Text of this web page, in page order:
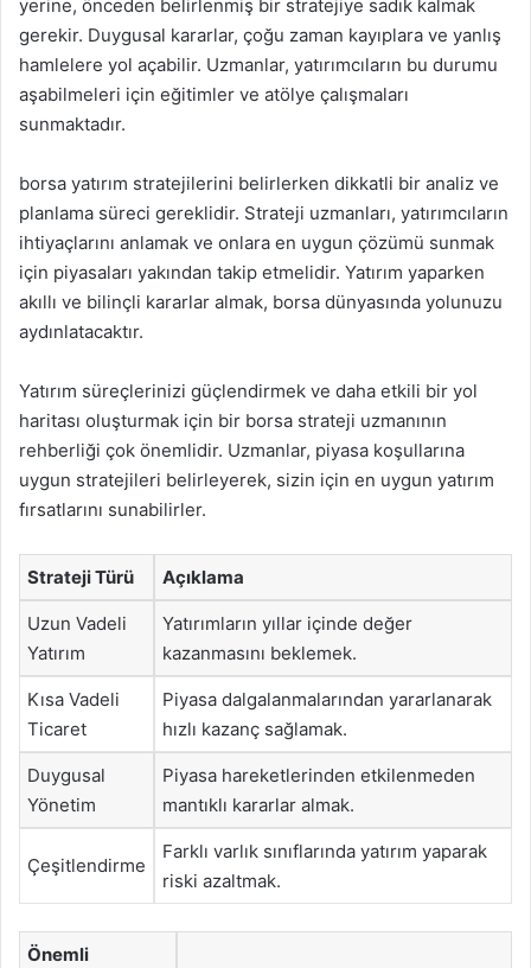
yerine, önceden belirlenmiş bir stratejiye sadık kalmak
gerekir. Duygusal kararlar, çoğu zaman kayıplara ve yanlış
hamlelere yol açabilir. Uzmanlar, yatırımcıların bu durumu
aşabilmeleri için eğitimler ve atölye çalışmaları
sunmaktadır.
borsa yatırım stratejilerini belirlerken dikkatli bir analiz ve
planlama süreci gereklidir. Strateji uzmanları, yatırımcıların
ihtiyaçlarını anlamak ve onlara en uygun çözümü sunmak
için piyasaları yakından takip etmelidir. Yatırım yaparken
akıllı ve bilinçli kararlar almak, borsa dünyasında yolunuzu
aydınlatacaktır.
Yatırım süreçlerinizi güçlendirmek ve daha etkili bir yol
haritası oluşturmak için bir borsa strateji uzmanının
rehberliği çok önemlidir. Uzmanlar, piyasa koşullarına
uygun stratejileri belirleyerek, sizin için en uygun yatırım
fırsatlarını sunabilirler.
Strateji Türü Açıklama
Uzun Vadeli
Yatırım
Yatırımların yıllar içinde değer
kazanmasını beklemek.
Kısa Vadeli
Ticaret
Piyasa dalgalanmalarından yararlanarak
hızlı kazanç sağlamak.
Duygusal
Yönetim
Piyasa hareketlerinden etkilenmeden
mantıklı kararlar almak.
Çeşitlendirme
Farklı varlık sınıflarında yatırım yaparak
riski azaltmak.
Önemli